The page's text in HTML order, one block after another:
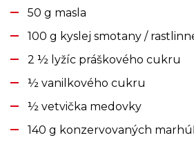
50 g masla
100 g kyslej smotany /
2 ½ lyžíc práškového cukru
½ vanilkového cukru
½ vetvička medovky
140 g konzervovaných marhúľ